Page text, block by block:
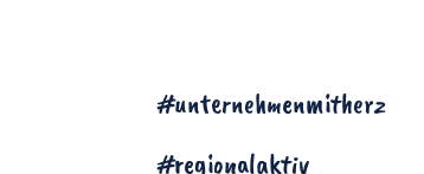
#unternehmenmitherz
#regionalaktiv